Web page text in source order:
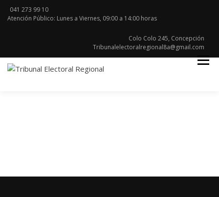
Skip041 273 99 10
Atención Público: Lunes a Viernes, 09:00 a 14:00 horas
Colo Colo 245, Concepción
Tribunalelectoralregional8a@gmail.com